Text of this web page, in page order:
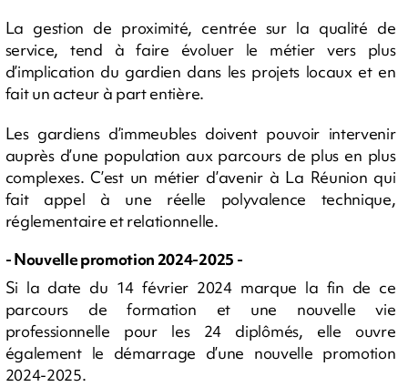
La gestion de proximité, centrée sur la qualité de
service, tend à faire évoluer le métier vers plus
d’implication du gardien dans les projets locaux et en
fait un acteur à part entière.
Les gardiens d’immeubles doivent pouvoir intervenir
auprès d’une population aux parcours de plus en plus
complexes. C’est un métier d’avenir à La Réunion qui
fait appel à une réelle polyvalence technique,
réglementaire et relationnelle.
- Nouvelle promotion 2024-2025 -
Si la date du 14 février 2024 marque la fin de ce
parcours de formation et une nouvelle vie
professionnelle pour les 24 diplômés, elle ouvre
également le démarrage d’une nouvelle promotion
2024-2025.